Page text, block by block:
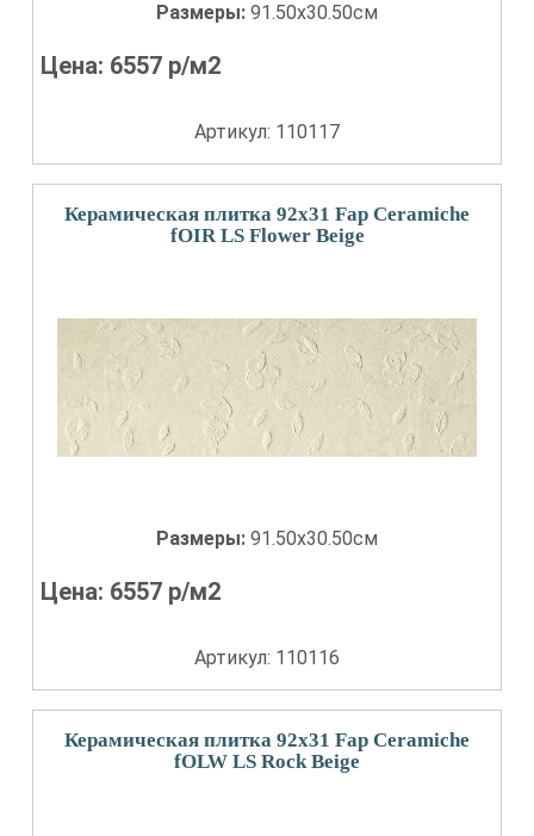
Размеры: 91.50x30.50см
Цена: 6557 р/м2
Артикул: 110117
Керамическая плитка 92x31 Fap Ceramiche
fOIR LS Flower Beige
Размеры: 91.50x30.50см
Цена: 6557 р/м2
Артикул: 110116
Керамическая плитка 92x31 Fap Ceramiche
fOLW LS Rock Beige